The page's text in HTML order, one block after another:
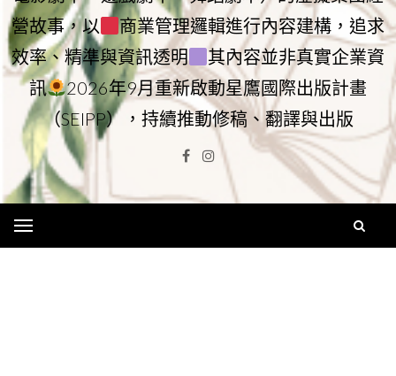
營故事，以
商業管理邏輯進行內容建構，追求
效率、精準與資訊透明
其內容並非真實企業資
訊
2026年9月重新啟動星鷹國際出版計畫
（SEIPP），持續推動修稿、翻譯與出版
Facebook
Instagram